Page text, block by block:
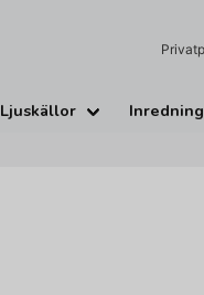
Ljuskällor Inredning